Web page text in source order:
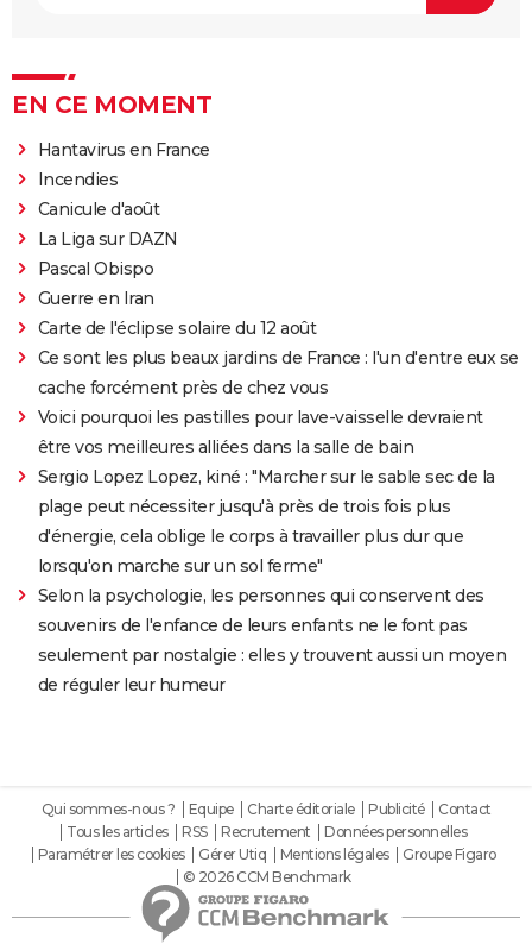
EN CE MOMENT
Hantavirus en France
Incendies
Canicule d'août
La Liga sur DAZN
Pascal Obispo
Guerre en Iran
Carte de l'éclipse solaire du 12 août
Ce sont les plus beaux jardins de France : l'un d'entre eux se
cache forcément près de chez vous
Voici pourquoi les pastilles pour lave-vaisselle devraient
être vos meilleures alliées dans la salle de bain
Sergio Lopez Lopez, kiné : "Marcher sur le sable sec de la
plage peut nécessiter jusqu'à près de trois fois plus
d'énergie, cela oblige le corps à travailler plus dur que
lorsqu'on marche sur un sol ferme"
Selon la psychologie, les personnes qui conservent des
souvenirs de l'enfance de leurs enfants ne le font pas
seulement par nostalgie : elles y trouvent aussi un moyen
de réguler leur humeur
Qui sommes-nous ? Equipe Charte éditoriale Publicité
Contact
Tous les articles
RSS Recrutement
Données personnelles
Paramétrer les cookies
Gérer Utiq Mentions légales
Groupe Figaro
© 2026 CCM Benchmark